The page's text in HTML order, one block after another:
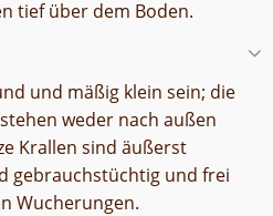
tief über dem Boden.
und mäßig klein sein; die
weder nach außen
Krallen sind äußerst
gebrauchstüchtig und frei
Wucherungen.